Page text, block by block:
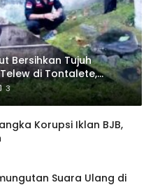
Bersihkan Tujuh
di Tontalete,
Jejak Leluhur
3
Korupsi Iklan BJB,
Suara Ulang di